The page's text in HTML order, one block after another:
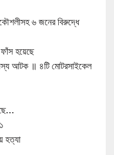
৬ জনের বিরুদ্ধে
হয়েছে
আটক ॥ ৪টি মোটরসাইকেল
হত্যা